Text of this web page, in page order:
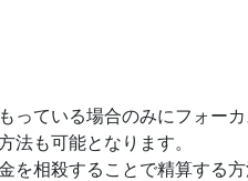
っている場合のみにフォー
法も可能となります。
を相殺することで精算する